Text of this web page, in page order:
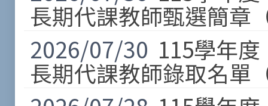
長期代課教師甄選簡章
2026/07/30 115學年
長期代課教師錄取名單